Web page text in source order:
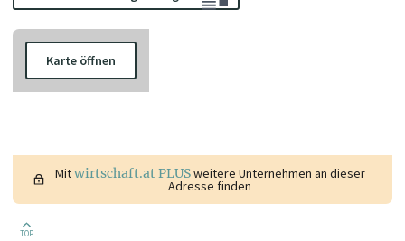
Karte öffnen
Mitwirtschaft.at PLUSweitere Unternehmen an dieser
Adresse finden
TOP